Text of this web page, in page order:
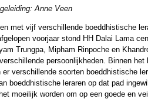
Anne Veen
met vijf verschillende boeddhistische
voorjaar stond HH Dalai Lama
Trungpa, Mipham Rinpoche en
persoonlijkheden. Binnen het
er verschillende soorten boeddhistische
boeddhistische leraren op dat pad
moeilijk worden om op een goede en